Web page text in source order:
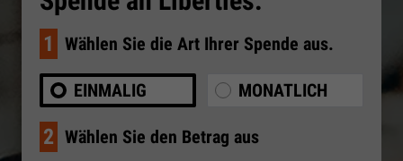
1 Wählen Sie die Art Ihrer Spende aus.
EINMALIG MONATLICH
2 Wählen Sie den Betrag aus